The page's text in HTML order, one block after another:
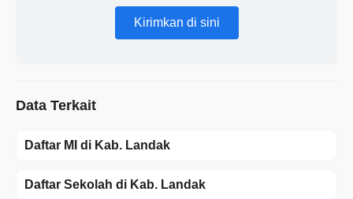
Kirimkan di sini
Data Terkait
Daftar MI di Kab. Landak
Daftar Sekolah di Kab. Landak